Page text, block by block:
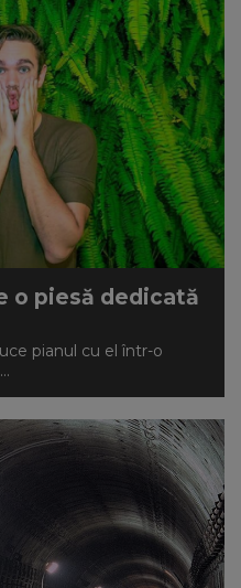
o piesă dedicată
pianul cu el într-o